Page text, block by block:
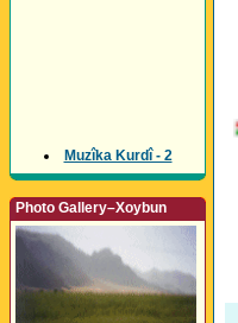
Muzîka Kurdî - 2
Photo Gallery–Xoybun